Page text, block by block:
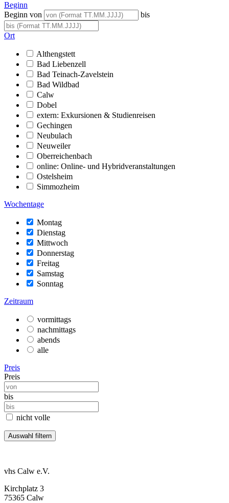
Beginn
Beginn von
bis
Ort
Althengstett
Bad Liebenzell
Bad Teinach-Zavelstein
Bad Wildbad
Calw
Dobel
extern: Exkursionen & Studienreisen
Gechingen
Neubulach
Neuweiler
Oberreichenbach
online: Online- und Hybridveranstaltungen
Ostelsheim
Simmozheim
Wochentage
Montag
Dienstag
Mittwoch
Donnerstag
Freitag
Samstag
Sonntag
Zeitraum
vormittags
nachmittags
abends
alle
Preis
Preis
bis
nicht volle
vhs Calw e.V.
Kirchplatz 3
75365 Calw